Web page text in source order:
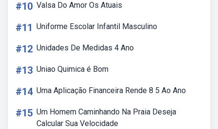
#10 Valsa Do Amor Os Atuais
#11 Uniforme Escolar Infantil Masculino
#12 Unidades De Medidas 4 Ano
#13 Uniao Quimica é Bom
#14 Uma Aplicação Financeira Rende 8 5 Ao Ano
#15 Um Homem Caminhando Na Praia Deseja
Calcular Sua Velocidade